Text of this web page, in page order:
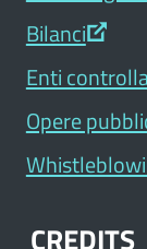
Bilanci
Enti
Opere
CREDITS